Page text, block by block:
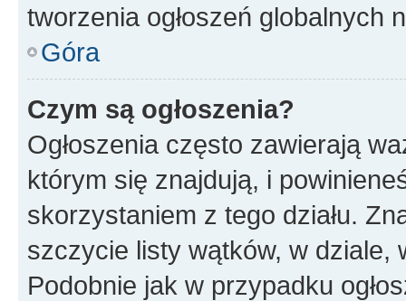
tworzenia ogłoszeń globalnych
Góra
Czym są ogłoszenia?
Ogłoszenia często zawierają
którym się znajdują, i
skorzystaniem z tego działu.
szczycie listy wątków, w dziale,
Podobnie jak w przypadku